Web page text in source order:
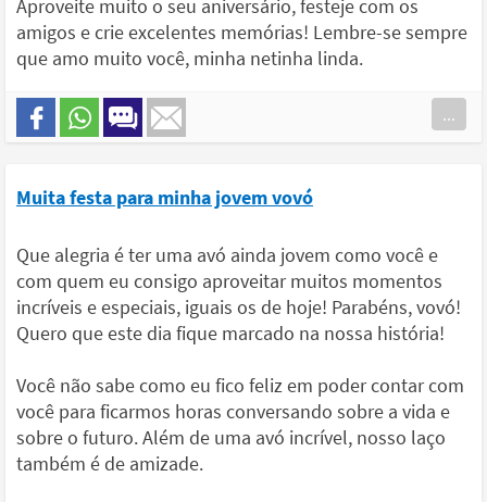
Aproveite muito o seu aniversário, festeje com os
amigos e crie excelentes memórias! Lembre-se sempre
que amo muito você, minha netinha linda.
...
Muita festa para minha jovem vovó
Que alegria é ter uma avó ainda jovem como você e
com quem eu consigo aproveitar muitos momentos
incríveis e especiais, iguais os de hoje! Parabéns, vovó!
Quero que este dia fique marcado na nossa história!
Você não sabe como eu fico feliz em poder contar com
você para ficarmos horas conversando sobre a vida e
sobre o futuro. Além de uma avó incrível, nosso laço
também é de amizade.